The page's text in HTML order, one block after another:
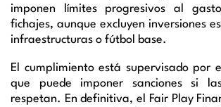
imponen límites progresivos al
fichajes, aunque excluyen inversiones
infraestructuras o fútbol base.
El cumplimiento está supervisado por
que puede imponer sanciones si
respetan. En definitiva, el Fair Play